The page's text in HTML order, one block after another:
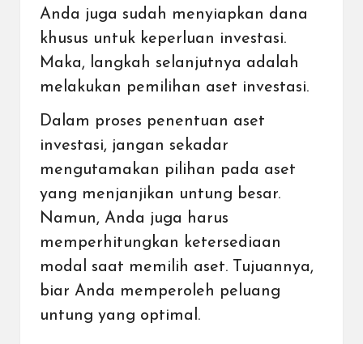
Anda juga sudah menyiapkan dana
khusus untuk keperluan investasi.
Maka, langkah selanjutnya adalah
melakukan pemilihan aset investasi.
Dalam proses penentuan aset
investasi, jangan sekadar
mengutamakan pilihan pada aset
yang menjanjikan untung besar.
Namun, Anda juga harus
memperhitungkan ketersediaan
modal saat memilih aset. Tujuannya,
biar Anda memperoleh peluang
untung yang optimal.